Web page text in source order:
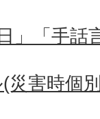
」「手話
災害時個